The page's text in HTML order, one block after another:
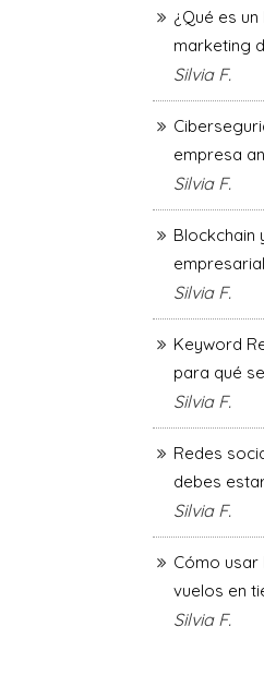
¿Qué es
marketing
Silvia F.
empresa
Silvia F.
Blockchain
empresarial
Silvia F.
Keyword
para qué
Silvia F.
Redes
debes
Silvia F.
Cómo
vuelos en
Silvia F.